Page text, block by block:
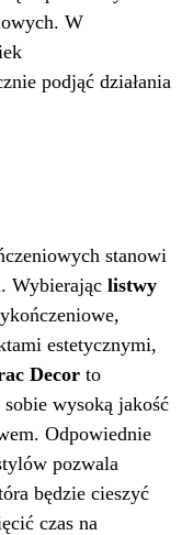
W
podjąć działania
stanowi
Wybierając listwy
estetycznymi,
Decor to
wysoką jakość
Odpowiednie
pozwala
będzie cieszyć
czas na